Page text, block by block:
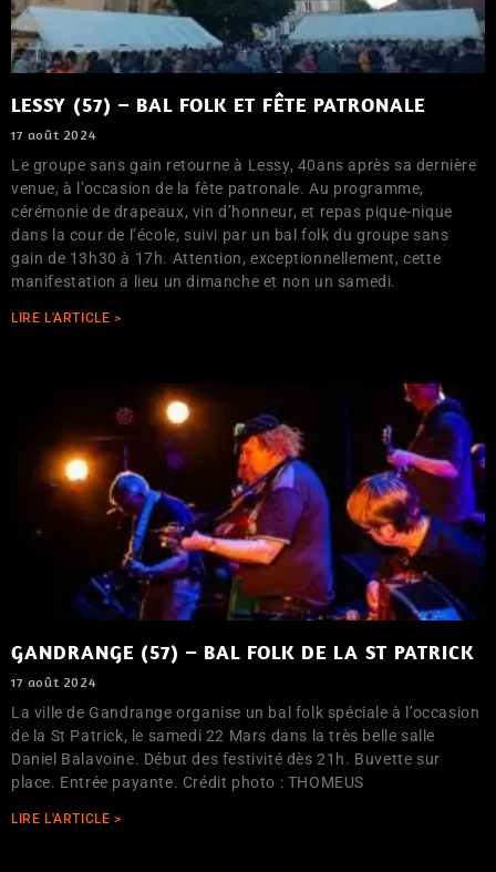
LESSY (57) – BAL FOLK ET FÊTE PATRONALE
17 août 2024
Le groupe sans gain retourne à Lessy, 40ans après sa dernière
venue, à l’occasion de la fête patronale. Au programme,
cérémonie de drapeaux, vin d’honneur, et repas pique-nique
dans la cour de l’école, suivi par un bal folk du groupe sans
gain de 13h30 à 17h. Attention, exceptionnellement, cette
manifestation a lieu un dimanche et non un samedi.
LIRE L'ARTICLE >
GANDRANGE (57) – BAL FOLK DE LA ST PATRICK
17 août 2024
La ville de Gandrange organise un bal folk spéciale à l’occasion
de la St Patrick, le samedi 22 Mars dans la très belle salle
Daniel Balavoine. Début des festivité dès 21h. Buvette sur
place. Entrée payante. Crédit photo : THOMEUS
LIRE L'ARTICLE >